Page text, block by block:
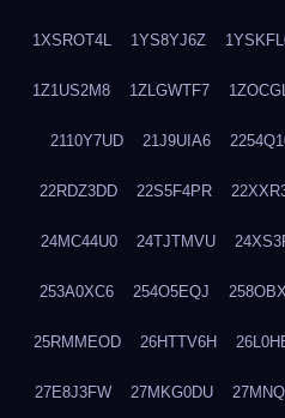
1XSROT4L 1YS8YJ6Z
1Z1US2M8 1ZLGWTF7
2110Y7UD 21J9UIA6
22RDZ3DD 22S5F4PR
24MC44U0 24TJTMVU
253A0XC6 254O5EQJ
25RMMEOD 26HTTV6H
27E8J3FW 27MKG0DU